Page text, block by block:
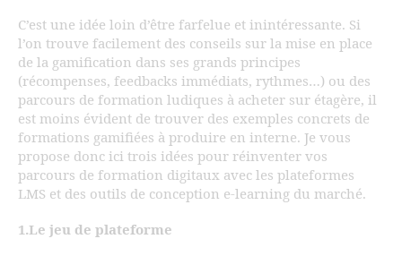
C’est une idée loin d’être farfelue et inintéressante. Si
l’on trouve facilement des conseils sur la mise en place
de la gamification dans ses grands principes
(récompenses, feedbacks immédiats, rythmes…) ou des
parcours de formation ludiques à acheter sur étagère, il
est moins évident de trouver des exemples concrets de
formations gamifiées à produire en interne. Je vous
propose donc ici trois idées pour réinventer vos
parcours de formation digitaux avec les plateformes
LMS et des outils de conception e-learning du marché.
1.Le jeu de plateforme